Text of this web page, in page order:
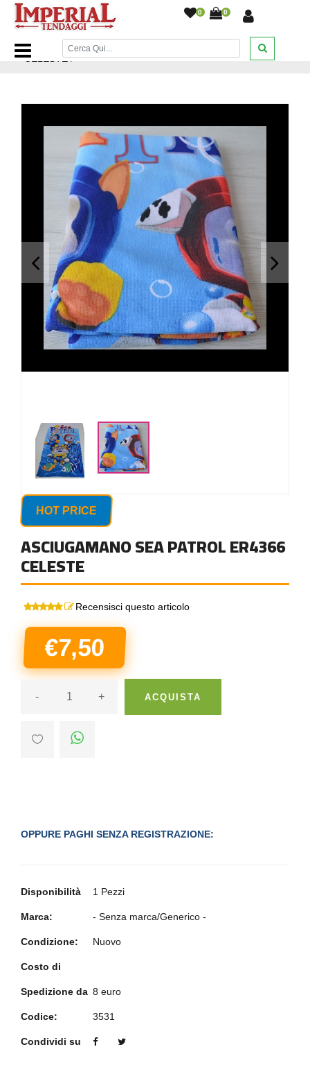
0 0
Home Page/Mare/ASCIUGAMANO SEA PATROL ER4366
CELESTE/
< >
HOT PRICE
ASCIUGAMANO SEA PATROL ER4366
CELESTE
Recensisci questo articolo
€7,50
- + ACQUISTA
OPPURE PAGHI SENZA REGISTRAZIONE:
Disponibilità 1 Pezzi
Marca: - Senza marca/Generico -
Condizione: Nuovo
Costo di
Spedizione da 8 euro
Codice: 3531
Condividi su